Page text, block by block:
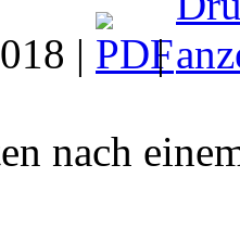
| |
nach